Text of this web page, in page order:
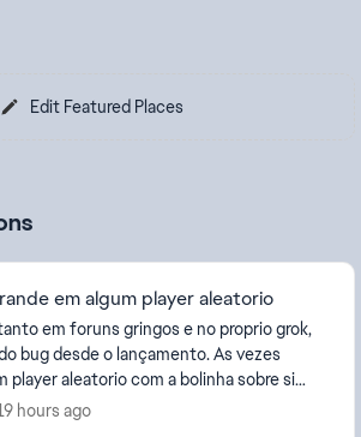
Edit Featured Places
em algum player aleatorio
em foruns gringos e no proprio grok,
bug desde o lançamento. As vezes
player aleatorio com a bolinha sobre si
achava que era o player pedi...
hours ago